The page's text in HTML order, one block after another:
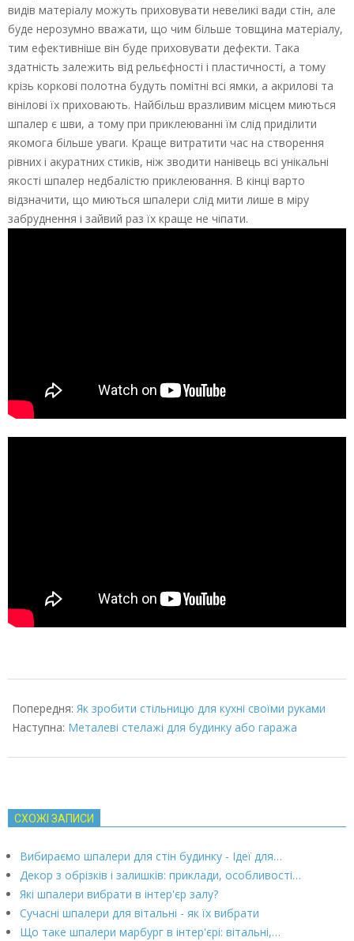
видів матеріалу можуть приховувати невеликі вади стін, але
буде нерозумно вважати, що чим більше товщина матеріалу,
тим ефективніше він буде приховувати дефекти. Така
здатність залежить від рельєфності і пластичності, а тому
крізь коркові полотна будуть помітні всі ямки, а акрилові та
вінілові їх приховають. Найбільш вразливим місцем миються
шпалер є шви, а тому при приклеюванні їм слід приділити
якомога більше уваги. Краще витратити час на створення
рівних і акуратних стиків, ніж зводити нанівець всі унікальні
якості шпалер недбалістю приклеювання. В кінці варто
відзначити, що миються шпалери слід мити лише в міру
забруднення і зайвий раз їх краще не чіпати.
01-
28
Попередня: Як зробити стільницю для кухні своїми руками
Наступна: Металеві стелажі для будинку або гаража
СХОЖІ ЗАПИСИ
Вибираємо шпалери для стін будинку - Ідеї для…
Декор з обрізків і залишків: приклади, особливості…
Які шпалери вибрати в інтер'єр залу?
Сучасні шпалери для вітальні - як їх вибрати
Що таке шпалери марбург в інтер'єрі: вітальні,…